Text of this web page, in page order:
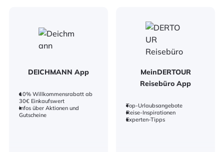
DEICHMANN App
10% Willkommensrabatt ab
30€ Einkaufswert
Infos über Aktionen und
Gutscheine
MeinDERTOUR
Reisebüro App
Top-Urlaubsangebote
Reise-Inspirationen
Experten-Tipps